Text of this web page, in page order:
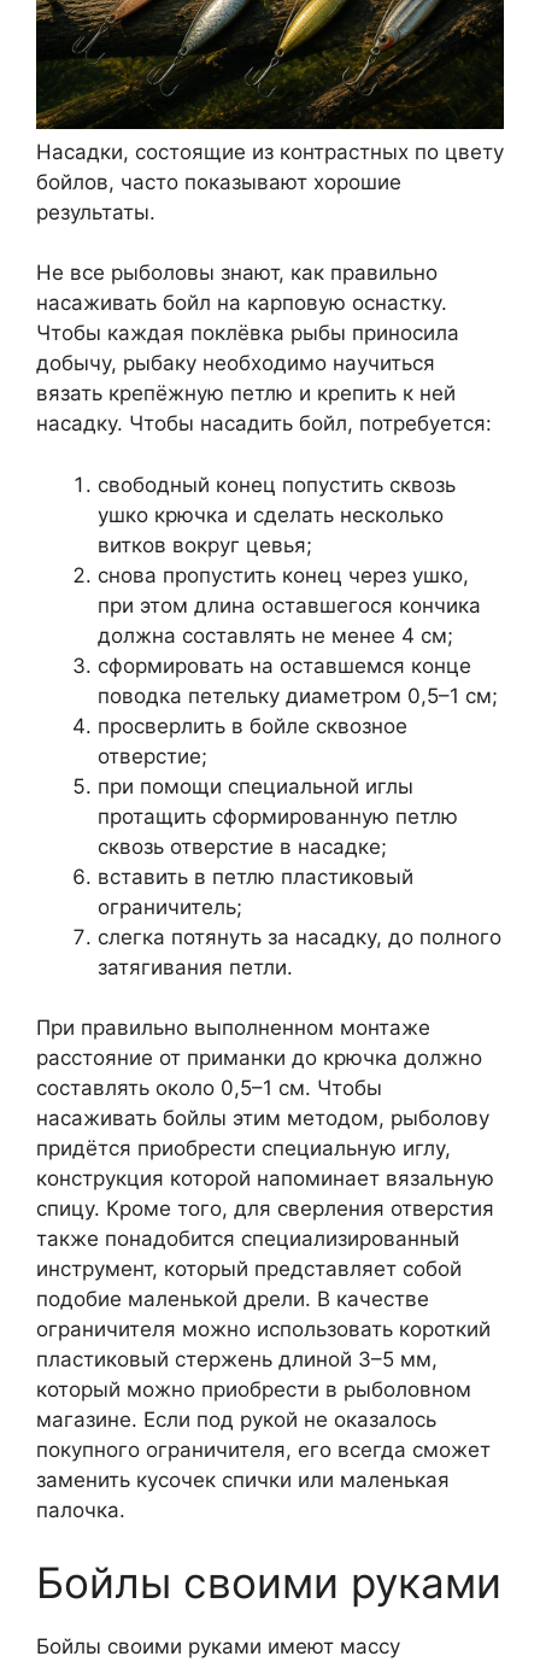
Насадки, состоящие из контрастных по цвету
бойлов, часто показывают хорошие
результаты.
Не все рыболовы знают, как правильно
насаживать бойл на карповую оснастку.
Чтобы каждая поклёвка рыбы приносила
добычу, рыбаку необходимо научиться
вязать крепёжную петлю и крепить к ней
насадку. Чтобы насадить бойл, потребуется:
свободный конец попустить сквозь
ушко крючка и сделать несколько
витков вокруг цевья;
снова пропустить конец через ушко,
при этом длина оставшегося кончика
должна составлять не менее 4 см;
сформировать на оставшемся конце
поводка петельку диаметром 0,5–1 см;
просверлить в бойле сквозное
отверстие;
при помощи специальной иглы
протащить сформированную петлю
сквозь отверстие в насадке;
вставить в петлю пластиковый
ограничитель;
слегка потянуть за насадку, до полного
затягивания петли.
При правильно выполненном монтаже
расстояние от приманки до крючка должно
составлять около 0,5–1 см. Чтобы
насаживать бойлы этим методом, рыболову
придётся приобрести специальную иглу,
конструкция которой напоминает вязальную
спицу. Кроме того, для сверления отверстия
также понадобится специализированный
инструмент, который представляет собой
подобие маленькой дрели. В качестве
ограничителя можно использовать короткий
пластиковый стержень длиной 3–5 мм,
который можно приобрести в рыболовном
магазине. Если под рукой не оказалось
покупного ограничителя, его всегда сможет
заменить кусочек спички или маленькая
палочка.
Бойлы своими руками
Бойлы своими руками имеют массу